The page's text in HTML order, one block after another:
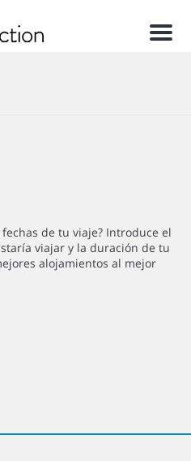
Menu
de tu viaje? Introduce el
viajar y la duración de tu
alojamientos al mejor